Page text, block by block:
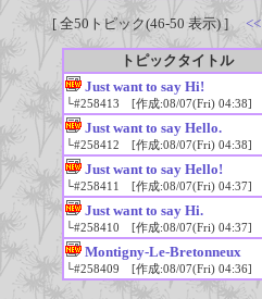
[ 全50トピック(46-50 表示) ] <<
トピックタイトル
Just want to say Hi!
└#258413 [作成:08/07(Fri) 04:38]
Just want to say Hello.
└#258412 [作成:08/07(Fri) 04:38]
Just want to say Hello!
└#258411 [作成:08/07(Fri) 04:37]
Just want to say Hi.
└#258410 [作成:08/07(Fri) 04:37]
Montigny-Le-Bretonneux
└#258409 [作成:08/07(Fri) 04:36]